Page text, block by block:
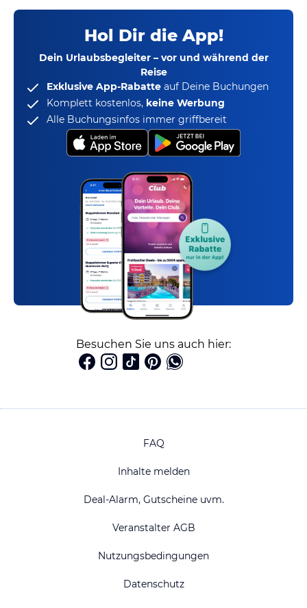
Hol Dir die App!
Dein Urlaubsbegleiter – vor und während der
Reise
Exklusive App-Rabatte auf Deine Buchungen
Komplett kostenlos, keine Werbung
Alle Buchungsinfos immer griffbereit
Besuchen Sie uns auch hier:
FAQ
Inhalte melden
Deal-Alarm, Gutscheine uvm.
Veranstalter AGB
Nutzungsbedingungen
Datenschutz